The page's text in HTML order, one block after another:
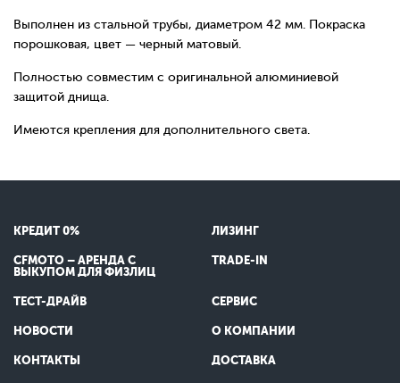
Выполнен из стальной трубы, диаметром 42 мм. Покраска
порошковая, цвет — черный матовый.
Полностью совместим с оригинальной алюминиевой
защитой днища.
Имеются крепления для дополнительного света.
КРЕДИТ 0% ЛИЗИНГ
CFMOTO – АРЕНДА С
ВЫКУПОМ ДЛЯ ФИЗЛИЦ
TRADE-IN
ТЕСТ-ДРАЙВ СЕРВИС
НОВОСТИ О КОМПАНИИ
КОНТАКТЫ ДОСТАВКА